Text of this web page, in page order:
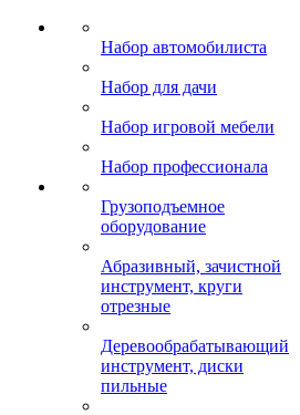
Набор автомобилиста
Набор для дачи
Набор игровой мебели
Набор профессионала
Грузоподъемное
оборудование
Абразивный, зачистной
инструмент, круги
отрезные
Деревообрабатывающий
инструмент, диски
пильные